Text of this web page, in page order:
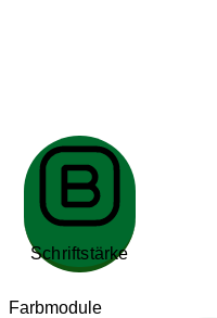
Schriftstärke
Farbmodule